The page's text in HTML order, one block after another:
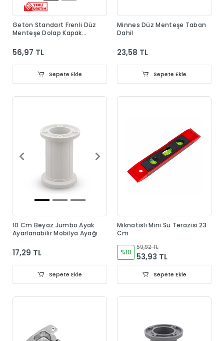
Geton Standart Frenli Düz
Menteşe Dolap Kapak
56,97 TL
Sepete Ekle
Minnes Düz Menteşe Taban
Dahil
23,58 TL
Sepete Ekle
10 Cm Beyaz Jumbo Ayak
Ayarlanabilir Mobilya Ayağı
17,29 TL
Sepete Ekle
Mıknatıslı Mini Su Terazisi 23
Cm
%10
59,92 TL
53,93 TL
Sepete Ekle